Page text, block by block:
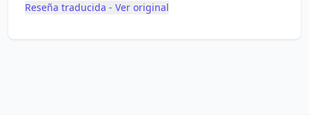
Reseña traducida - Ver original